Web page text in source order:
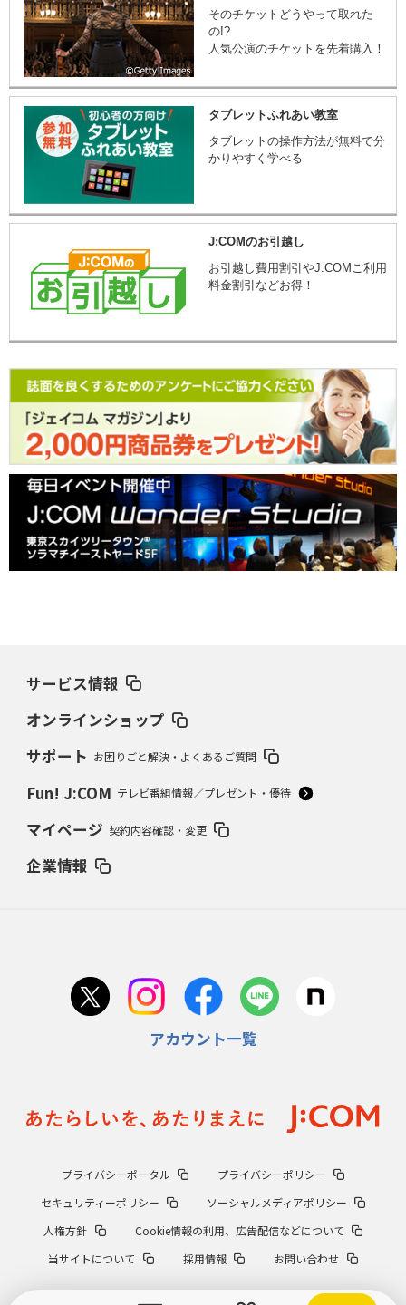
そのチケットどうやって取れた
の!?
人気公演のチケットを先着購入！
タブレットふれあい教室
タブレットの操作方法が無料で分
かりやすく学べる
J:COMのお引越し
お引越し費用割引やJ:COMご利用
料金割引などお得！
サービス情報
オンラインショップ
サポート お困りごと解決・よくあるご質問
Fun! J:COM テレビ番組情報／プレゼント・優待
マイページ 契約内容確認・変更
企業情報
アカウント一覧
プライバシーポータル
プライバシーポリシー
セキュリティーポリシー
ソーシャルメディアポリシー
人権方針
Cookie情報の利用、広告配信などについて
当サイトについて
採用情報 お問い合わせ